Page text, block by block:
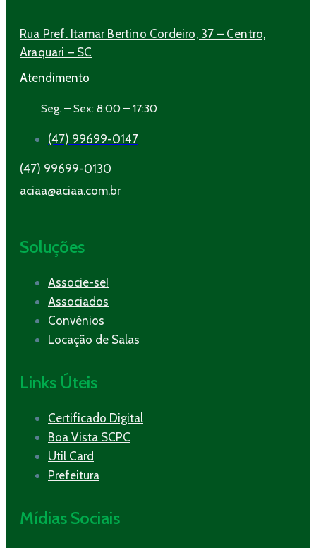
Rua Pref. Itamar Bertino Cordeiro, 37 – Centro,
Araquari – SC
Atendimento
Seg. – Sex: 8:00 – 17:30
(47) 99699-0147
(47) 99699-0130
aciaa@aciaa.com.br
Soluções
Associe-se!
Associados
Convênios
Locação de Salas
Links Úteis
Certificado Digital
Boa Vista SCPC
Util Card
Prefeitura
Mídias Sociais